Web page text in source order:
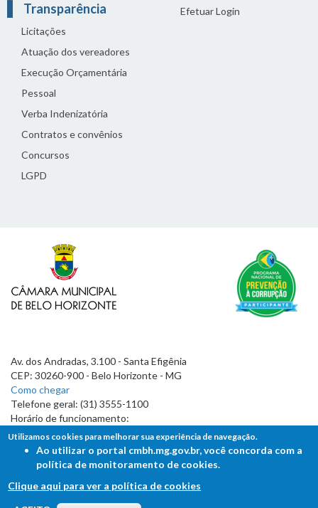
Transparência
Licitações
Atuação dos vereadores
Execução Orçamentária
Pessoal
Verba Indenizatória
Contratos e convênios
Concursos
LGPD
Efetuar Login
Av. dos Andradas, 3.100 - Santa Efigênia
CEP: 30260-900 - Belo Horizonte - MG
Como chegar
Telefone geral: (31) 3555-1100
Horário de funcionamento:
7h às 19h
FALE COM A CÂMARA
Utilizamos cookies para melhorar sua experiência de navegação.
Ao utilizar o portal cmbh.mg.gov.br, você concorda com a
política de monitoramento de cookies.
Clique aqui para ver a política de cookies